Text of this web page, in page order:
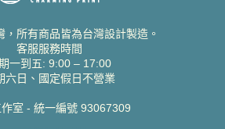
，所有商品皆為台灣設計製造。
客服服務時間
一到五: 9:00 – 17:00
六日、國定假日不營業
室 - 統一編號 93067309